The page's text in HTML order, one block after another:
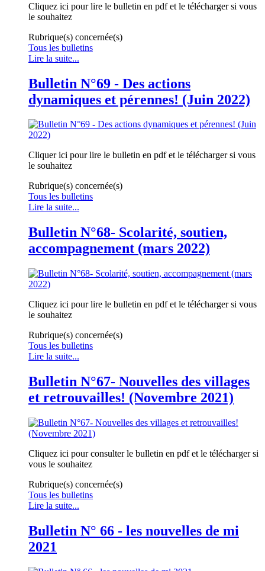
Cliquez ici pour lire le bulletin en pdf et le télécharger si vous
le souhaitez
Rubrique(s) concernée(s)
Tous les bulletins
Lire la suite...
Bulletin N°69 - Des actions
dynamiques et pérennes! (Juin 2022)
Cliquer ici pour lire le bulletin en pdf et le télécharger si vous
le souhaitez
Rubrique(s) concernée(s)
Tous les bulletins
Lire la suite...
Bulletin N°68- Scolarité, soutien,
accompagnement (mars 2022)
Cliquez ici pour lire le bulletin en pdf et le télécharger si vous
le souhaitez
Rubrique(s) concernée(s)
Tous les bulletins
Lire la suite...
Bulletin N°67- Nouvelles des villages
et retrouvailles! (Novembre 2021)
Cliquez ici pour consulter le bulletin en pdf et le télécharger si
vous le souhaitez
Rubrique(s) concernée(s)
Tous les bulletins
Lire la suite...
Bulletin N° 66 - les nouvelles de mi
2021